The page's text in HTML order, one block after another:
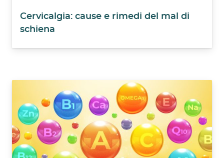
Cervicalgia: cause e rimedi del mal di
schiena